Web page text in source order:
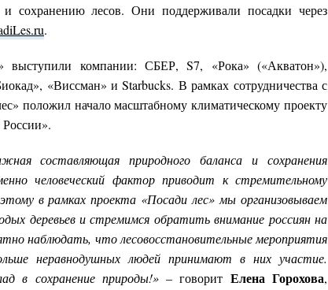
и сохранению лесов. Они поддерживали посадки через
.
выступили компании: СБЕР, S7, «Рока» («Акватон»),
«Виссман» и Starbucks. В рамках сотрудничества с
положил начало масштабному климатическому проекту
составляющая природного баланса и сохранения
человеческий фактор приводит к стремительному
в рамках проекта «Посади лес» мы организовываем
деревьев и стремимся обратить внимание россиян на
наблюдать, что лесовосстановительные мероприятия
неравнодушных людей принимают в них участие.
в сохранение природы!»– говорит Елена Горохова,